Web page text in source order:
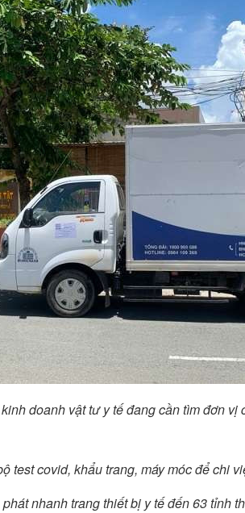
doanh vật tư y tế đang cần tìm đơn
test covid, khẩu trang, máy móc để chi
nhanh trang thiết bị y tế đến 63 tỉnh